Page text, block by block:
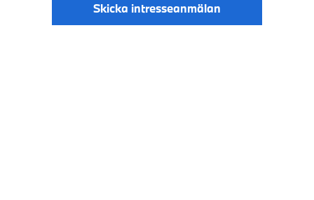
Skicka intresseanmälan